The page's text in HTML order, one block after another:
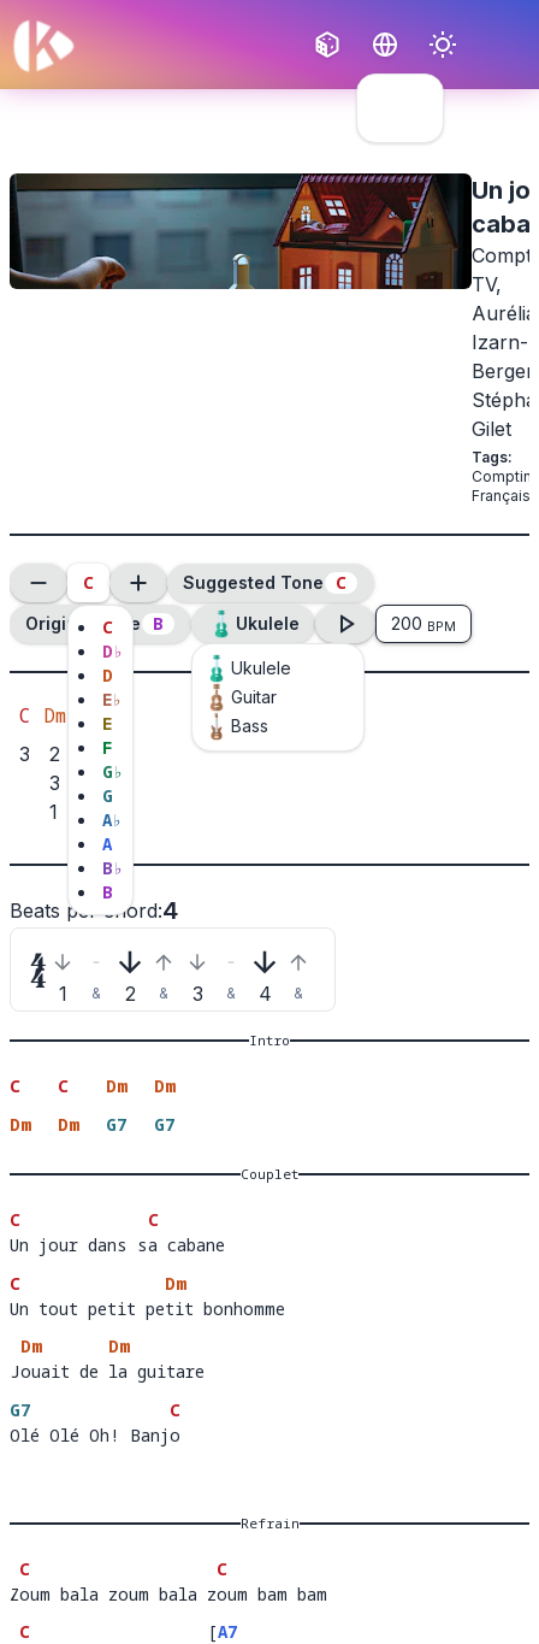
Un
TV,
Aurélia
Izarn-
Berger
Gilet
Tags:
Français
C
C
D♭
D
E♭
E
F
G♭
G
A♭
A
B♭
B
Suggested Tone C
Original Tone B Ukulele
Ukulele
Guitar
Bass
200 BPM
C
3
Dm
2
3
1
G7
2
1
3
A7
1
Beats per chord:4
 1 & 2 & 3 & 4 &
Intro
C C Dm
Dm
Dm
Dm G7 G7
Couplet
C
Un jour dans s
C
a
Un jour dans sa cabane
C
Un tout petit pe
Dm
ti
Un tout petit petit bonhomme
J
Dm
ouait de
Dm
la
Jouait de la guitare
G7
Olé Olé Oh! Banj
C
o
Olé Olé Oh! Banjo
Refrain
Z
C
oum bala zoum bala z
C
o
Zoum bala zoum bala zoum bam bam
C
[A7